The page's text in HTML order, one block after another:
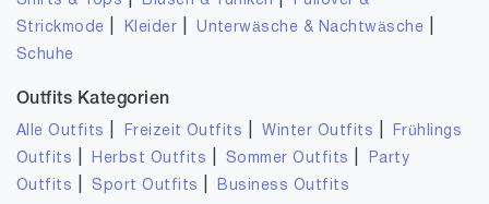
Strickmode
Kleider |Unterwäsche & Nachtwäsche
Schuhe
Outfits Kategorien
Alle Outfits Freizeit Outfits |Winter Outfits
Frühlings
Outfits
Herbst Outfits Sommer Outfits
Party
Outfits
Sport Outfits Business Outfits